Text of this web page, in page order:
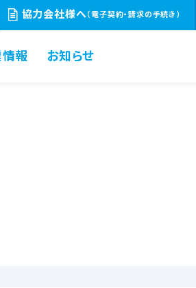
協力会社様へ（電子契約・請求の手続き）
報 お知らせ